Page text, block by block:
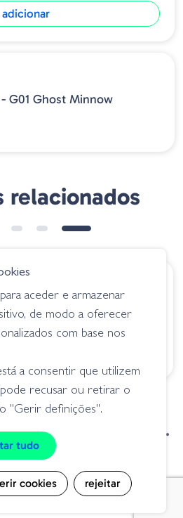
adicionar
G01 Ghost Minnow
relacionados
Jerkbait OSP
Varuna - HF76-HF
Wakasagi
livro de reclamações
cookies
© Todos os direitos reservados |
porBomsite
aceder e armazenar
de modo a oferecer
com base nos
a consentir que utilizem
recusar ou retirar o
"Gerir definições".
tudo
cookies rejeitar